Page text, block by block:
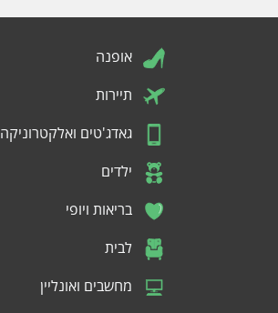
אופנה
תיירות
גאדג'טים ואלקטרוניקה
ילדים
בריאות ויופי
לבית
מחשבים ואונליין